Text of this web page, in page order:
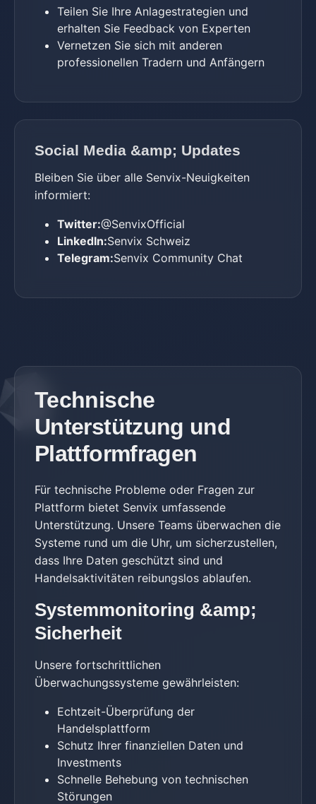
Teilen Sie Ihre Anlagestrategien und
erhalten Sie Feedback von Experten
Vernetzen Sie sich mit anderen
professionellen Tradern und Anfängern
Social Media &amp; Updates
Bleiben Sie über alle Senvix-Neuigkeiten
informiert:
Twitter:@SenvixOfficial
LinkedIn:Senvix Schweiz
Telegram:Senvix Community Chat
Technische
Unterstützung und
Plattformfragen
Für technische Probleme oder Fragen zur
Plattform bietet Senvix umfassende
Unterstützung. Unsere Teams überwachen die
Systeme rund um die Uhr, um sicherzustellen,
dass Ihre Daten geschützt sind und
Handelsaktivitäten reibungslos ablaufen.
Systemmonitoring &amp;
Sicherheit
Unsere fortschrittlichen
Überwachungssysteme gewährleisten:
Echtzeit-Überprüfung der
Handelsplattform
Schutz Ihrer finanziellen Daten und
Investments
Schnelle Behebung von technischen
Störungen